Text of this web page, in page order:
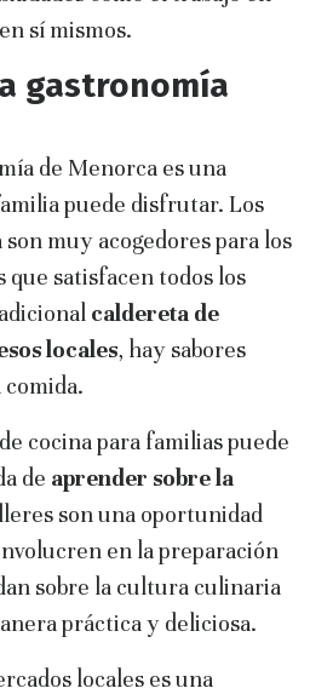
sí mismos.
gastronomía
de Menorca es una
puede disfrutar. Los
muy acogedores para los
satisfacen todos los
caldereta de
locales, hay sabores
comida.
cocina para familias puede
de aprender sobre la
son una oportunidad
en la preparación
sobre la cultura culinaria
práctica y deliciosa.
locales es una